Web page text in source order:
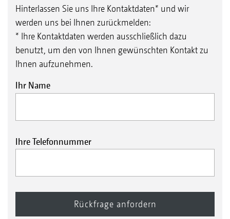
Hinterlassen Sie uns Ihre Kontaktdaten* und wir
werden uns bei Ihnen zurückmelden:
* Ihre Kontaktdaten werden ausschließlich dazu
benutzt, um den von Ihnen gewünschten Kontakt zu
Ihnen aufzunehmen.
Ihr Name
Ihre Telefonnummer